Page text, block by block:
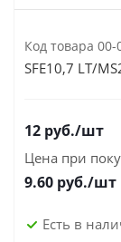
Код товара 00-
SFE10,7 LT/
12 руб./шт
Цена при
9.60 руб./шт
Есть в